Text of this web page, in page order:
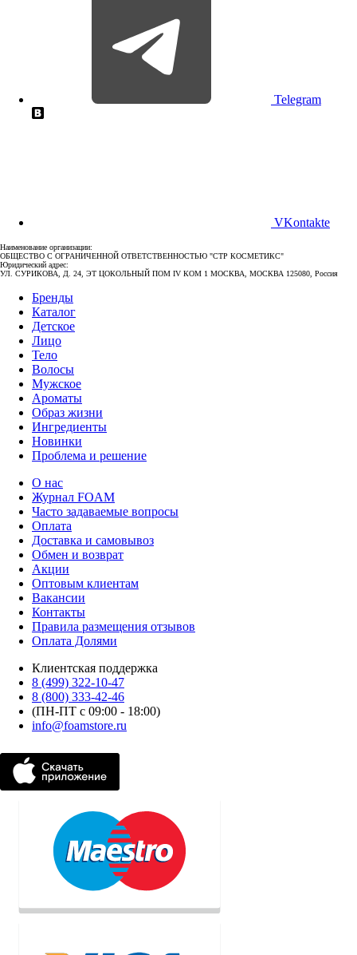
Telegram
VKontakte
Наименование организации:
ОБЩЕСТВО С ОГРАНИЧЕННОЙ ОТВЕТСТВЕННОСТЬЮ "СТР КОСМЕТИКС"
Юридический адрес:
УЛ. СУРИКОВА, Д. 24, ЭТ ЦОКОЛЬНЫЙ ПОМ IV КОМ 1 МОСКВА, МОСКВА 125080, Россия
Бренды
Каталог
Детское
Лицо
Тело
Волосы
Мужское
Ароматы
Образ жизни
Ингредиенты
Новинки
Проблема и решение
О нас
Журнал FOAM
Часто задаваемые вопросы
Оплата
Доставка и самовывоз
Обмен и возврат
Акции
Оптовым клиентам
Вакансии
Контакты
Правила размещения отзывов
Оплата Долями
Клиентская поддержка
8 (499) 322-10-47
8 (800) 333-42-46
(ПН-ПТ с 09:00 - 18:00)
info@foamstore.ru